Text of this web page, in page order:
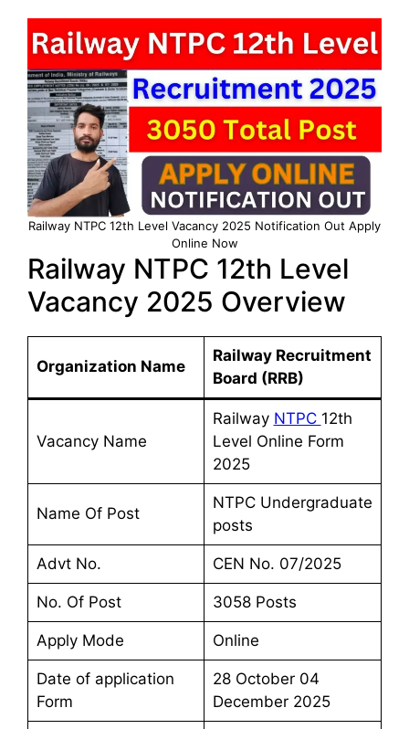
Railway NTPC 12th Level Vacancy 2025 Notification Out Apply
Online Now
Railway NTPC 12th Level
Vacancy 2025 Overview
Organization Name
Railway Recruitment
Board (RRB)
Vacancy Name
Railway NTPC 12th
Level Online Form
2025
Name Of Post
NTPC Undergraduate
posts
Advt No. CEN No. 07/2025
No. Of Post 3058 Posts
Apply Mode Online
Date of application
Form
28 October 04
December 2025